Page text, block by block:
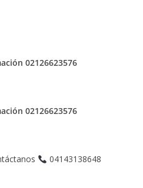
02126623576
02126623576
04143138648